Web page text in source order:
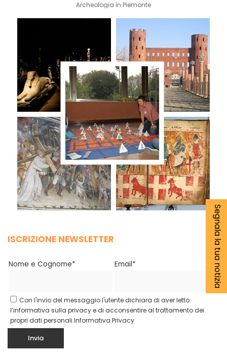
Archeologia in Piemonte
ISCRIZIONE NEWSLETTER
Nome e Cognome* Email*
Con l'invio del messaggio l'utente dichiara di aver letto
l’informativa sulla privacy e di acconsentire al trattamento dei
propri dati personali.Informativa Privacy
Segnala la tua notizia